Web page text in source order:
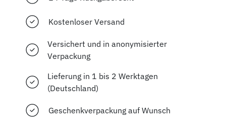
Kostenloser Versand
Versichert und in anonymisierter
Verpackung
Lieferung in 1 bis 2 Werktagen
(Deutschland)
Geschenkverpackung auf Wunsch